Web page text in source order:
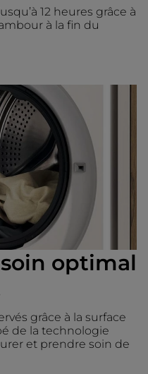
12 heures grâce à
à la fin du
optimal
grâce à la surface
de la technologie
et prendre soin de